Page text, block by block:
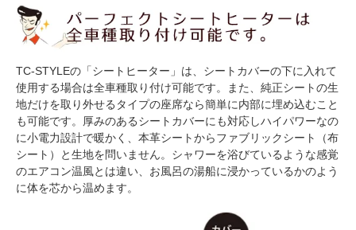
TC-STYLEの「シートヒーター」は、シートカバーの下に入れて
使用する場合は全車種取り付け可能です。また、純正シートの生
地だけを取り外せるタイプの座席なら簡単に内部に埋め込むこと
も可能です。厚みのあるシートカバーにも対応しハイパワーなの
に小電力設計で暖かく、本革シートからファブリックシート（布
シート）と生地を問いません。シャワーを浴びているような感覚
のエアコン温風とは違い、お風呂の湯船に浸かっているかのよう
に体を芯から温めます。